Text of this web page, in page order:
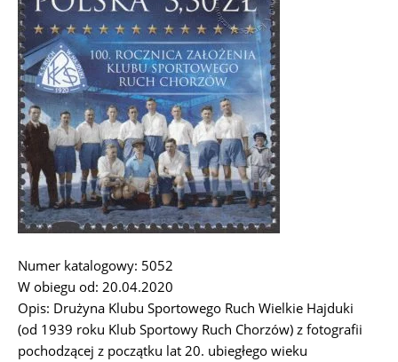
Numer katalogowy: 5052
W obiegu od: 20.04.2020
Opis: Drużyna Klubu Sportowego Ruch Wielkie Hajduki
(od 1939 roku Klub Sportowy Ruch Chorzów) z fotografii
pochodzącej z początku lat 20. ubiegłego wieku